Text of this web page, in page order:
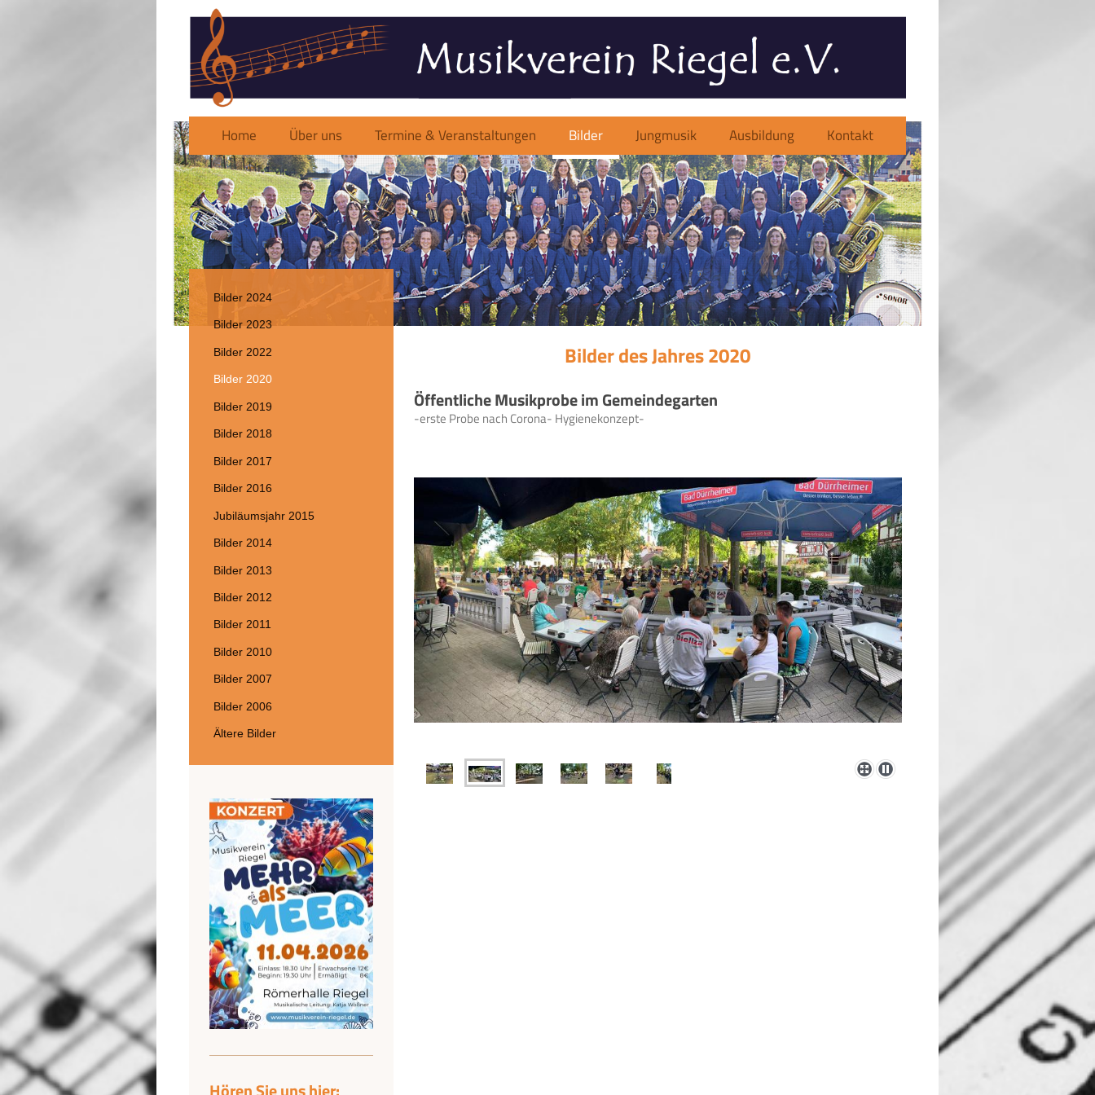
Home Über uns Termine & Veranstaltungen Bilder Jungmusik Ausbildung Kontakt
Bilder des Jahres 2020
Öffentliche Musikprobe im Gemeindegarten
-erste Probe nach Corona- Hygienekonzept-
Bilder 2024
Bilder 2023
Bilder 2022
Bilder 2020
Bilder 2019
Bilder 2018
Bilder 2017
Bilder 2016
Jubiläumsjahr 2015
Bilder 2014
Bilder 2013
Bilder 2012
Bilder 2011
Bilder 2010
Bilder 2007
Bilder 2006
Ältere Bilder